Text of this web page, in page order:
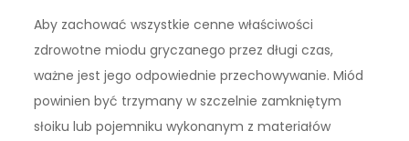
Aby zachować wszystkie cenne właściwości
zdrowotne miodu gryczanego przez długi czas,
ważne jest jego odpowiednie przechowywanie. Miód
powinien być trzymany w szczelnie zamkniętym
słoiku lub pojemniku wykonanym z materiałów